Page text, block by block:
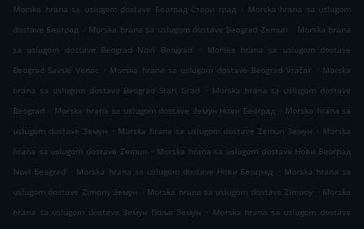
Morska hrana sa uslugom dostave Београд Стари град . Morska hrana sa uslugom
dostave Београд . Morska hrana sa uslugom dostave Beograd Zemun . Morska hrana
sa uslugom dostave Beograd Novi Beograd
.
Morska hrana sa uslugom dostave
Beograd Savski Venac . Morska hrana sa uslugom dostave Beograd Vračar . Morska
hrana sa uslugom dostave Beograd Stari Grad
. Morska hrana sa uslugom dostave
Beograd . Morska hrana sa uslugom dostave Земун Нови Београд . Morska hrana sa
uslugom dostave Земун . Morska hrana sa uslugom dostave Zemun Земун . Morska
hrana sa uslugom dostave Zemun . Morska hrana sa uslugom dostave Нови Београд
Novi Beograd . Morska hrana sa uslugom dostave Нови Београд . Morska hrana sa
uslugom dostave Zimony Земун . Morska hrana sa uslugom dostave Zimony . Morska
hrana sa uslugom dostave Земун Поље Земун
. Morska hrana sa uslugom dostave